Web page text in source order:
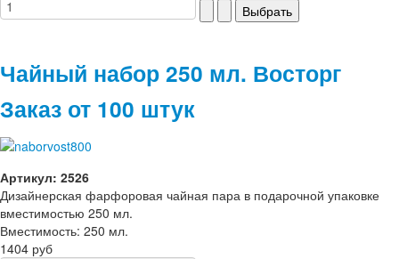
Чайный набор 250 мл. Восторг
Заказ от 100 штук
Артикул: 2526
Дизайнерская фарфоровая чайная пара в подарочной упаковке
вместимостью 250 мл.
Вместимость: 250 мл.
1404 руб